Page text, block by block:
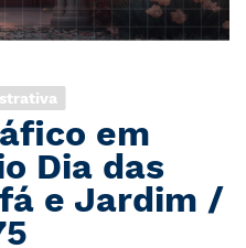
em
Dia das
e Jardim /